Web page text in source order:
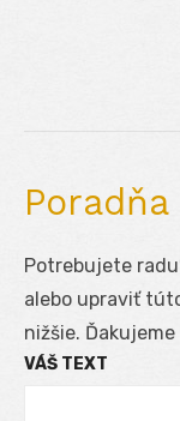
Poradňa
Potrebujete
alebo upraviť
nižšie. Ďakujeme
VÁŠ TEXT